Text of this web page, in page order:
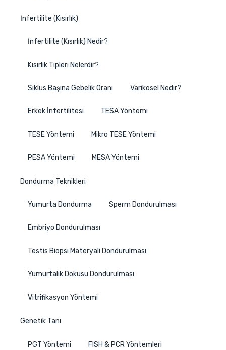
İnfertilite (Kısırlık)
İnfertilite (Kısırlık) Nedir?
Kısırlık Tipleri Nelerdir?
Siklus Başına Gebelik Oranı Varikosel Nedir?
Erkek İnfertilitesi TESA Yöntemi
TESE Yöntemi Mikro TESE Yöntemi
PESA Yöntemi MESA Yöntemi
Dondurma Teknikleri
Yumurta Dondurma Sperm Dondurulması
Embriyo Dondurulması
Testis Biopsi Materyali Dondurulması
Yumurtalık Dokusu Dondurulması
Vitrifikasyon Yöntemi
Genetik Tanı
PGT Yöntemi FISH & PCR Yöntemleri